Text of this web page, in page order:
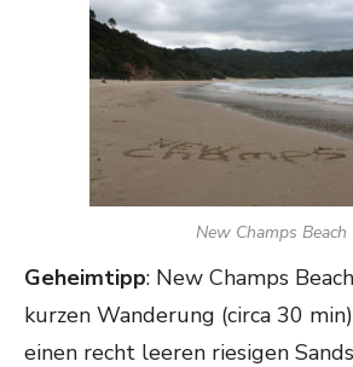
New Champs Beach
Geheimtipp: New Champs
kurzen Wanderung (circa 30
einen recht leeren riesigen